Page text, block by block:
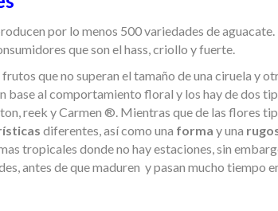
por lo menos 500 variedades de
que son el hass, criollo y fuerte.
que no superan el tamaño de una ciruela y
base al comportamiento floral y los hay de dos
reek y Carmen ®. Mientras que de las flores
diferentes, así como una forma y una
tropicales donde no hay estaciones, sin
antes de que maduren y pasan mucho tiempo